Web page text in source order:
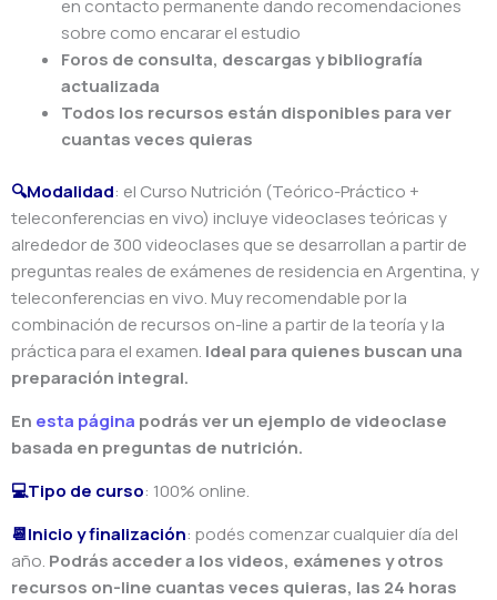
en contacto permanente dando recomendaciones
sobre como encarar el estudio
Foros de consulta, descargas y bibliografía
actualizada
Todos los recursos están disponibles para ver
cuantas veces quieras
🔍Modalidad: el Curso Nutrición (Teórico-Práctico +
teleconferencias en vivo) incluye videoclases teóricas y
alrededor de 300 videoclases que se desarrollan a partir de
preguntas reales de exámenes de residencia en Argentina, y
teleconferencias en vivo. Muy recomendable por la
combinación de recursos on-line a partir de la teoría y la
práctica para el examen. Ideal para quienes buscan una
preparación integral.
En esta página podrás ver un ejemplo de videoclase
basada en preguntas de nutrición.
💻Tipo de curso: 100% online.
📆Inicio y finalización: podés comenzar cualquier día del
año. Podrás acceder a los videos, exámenes y otros
recursos on-line cuantas veces quieras, las 24 horas